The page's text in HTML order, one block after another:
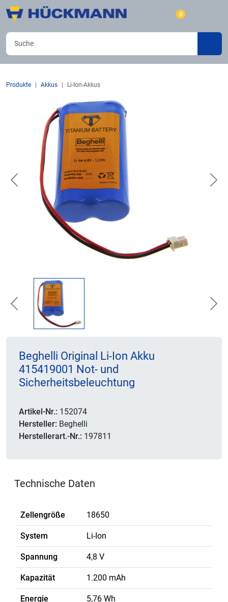
0
Produkte Akkus Li-Ion-Akkus
Previous
Previous
Beghelli Original Li-Ion Akku
415419001 Not- und
Sicherheitsbeleuchtung
Artikel-Nr.: 152074
Hersteller: Beghelli
Herstellerart.-Nr.: 197811
Technische Daten
Zellengröße 18650
System Li-Ion
Spannung 4,8 V
Kapazität 1.200 mAh
Energie 5,76 Wh